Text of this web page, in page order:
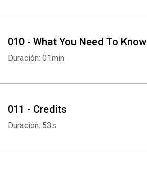
010 - What You Need To Know
Duración: 01min
011 - Credits
Duración: 53s